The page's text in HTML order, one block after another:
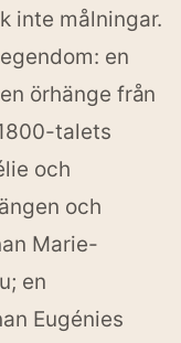
inte målningar.
en
örhänge från
talets
och
och
Marie-
en
Eugénies